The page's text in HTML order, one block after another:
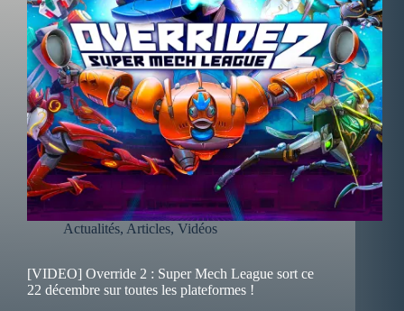
Actualités, Articles, Vidéos
[VIDEO] Override 2 : Super Mech League sort ce
22 décembre sur toutes les plateformes !